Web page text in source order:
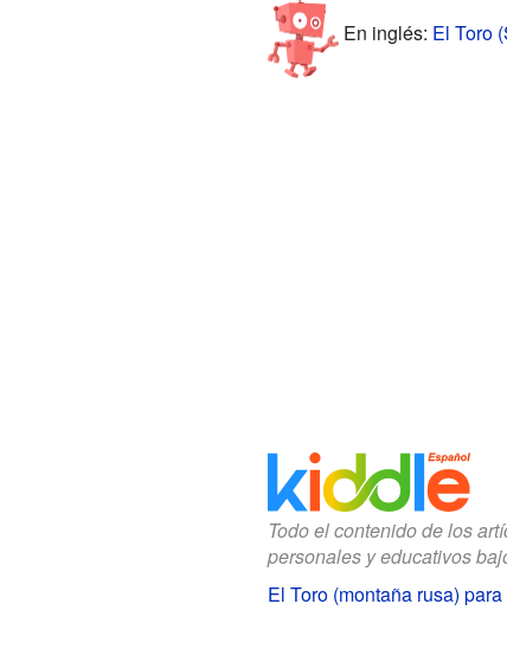
En inglés: El Toro
Todo el contenido de los
personales y educativos
El Toro (montaña rusa)